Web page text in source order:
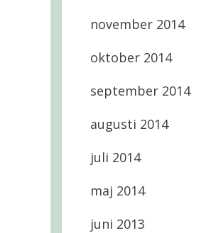
november 2014
oktober 2014
september 2014
augusti 2014
juli 2014
maj 2014
juni 2013